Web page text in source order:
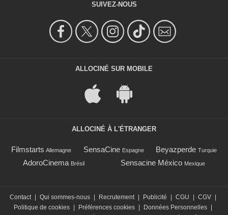
SUIVEZ-NOUS
ALLOCINÉ SUR MOBILE
ALLOCINÉ À L'ÉTRANGER
Filmstarts Allemagne SensaCine Espagne Beyazperde Turquie
AdoroCinema Brésil Sensacine México Mexique
Contact Qui sommes-nous Recrutement Publicité CGU CGV
Politique de cookies
Préférences cookies Données Personnelles